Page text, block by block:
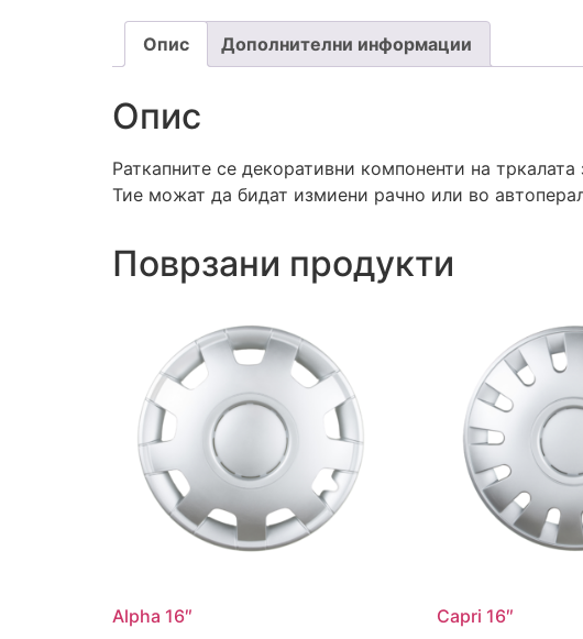
Опис Дополнителни информации
Опис
Раткапните се декоративни компоненти на
Тие можат да бидат измиени рачно или во
Поврзани продукти
Alpha 16″ Capri 16″